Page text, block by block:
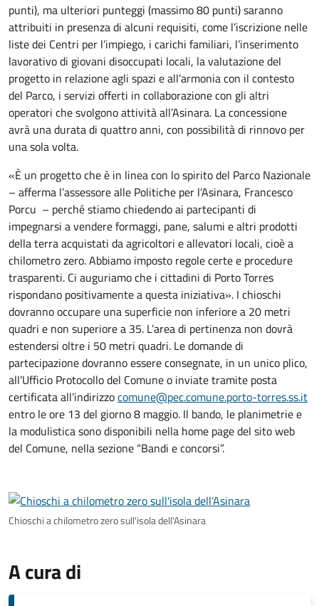
punti), ma ulteriori punteggi (massimo 80 punti) saranno
attribuiti in presenza di alcuni requisiti, come l’iscrizione nelle
liste dei Centri per l’impiego, i carichi familiari, l’inserimento
lavorativo di giovani disoccupati locali, la valutazione del
progetto in relazione agli spazi e all’armonia con il contesto
del Parco, i servizi offerti in collaborazione con gli altri
operatori che svolgono attività all’Asinara. La concessione
avrà una durata di quattro anni, con possibilità di rinnovo per
una sola volta.
«È un progetto che è in linea con lo spirito del Parco Nazionale
– afferma l’assessore alle Politiche per l’Asinara, Francesco
Porcu – perché stiamo chiedendo ai partecipanti di
impegnarsi a vendere formaggi, pane, salumi e altri prodotti
della terra acquistati da agricoltori e allevatori locali, cioè a
chilometro zero. Abbiamo imposto regole certe e procedure
trasparenti. Ci auguriamo che i cittadini di Porto Torres
rispondano positivamente a questa iniziativa». I chioschi
dovranno occupare una superficie non inferiore a 20 metri
quadri e non superiore a 35. L’area di pertinenza non dovrà
estendersi oltre i 50 metri quadri. Le domande di
partecipazione dovranno essere consegnate, in un unico plico,
all’Ufficio Protocollo del Comune o inviate tramite posta
certificata all’indirizzocomune@pec.comune.porto-torres.ss.it
entro le ore 13 del giorno 8 maggio. Il bando, le planimetrie e
la modulistica sono disponibili nella home page del sito web
del Comune, nella sezione “Bandi e concorsi”.
Chioschi a chilometro zero sull'isola dell'Asinara
A cura di